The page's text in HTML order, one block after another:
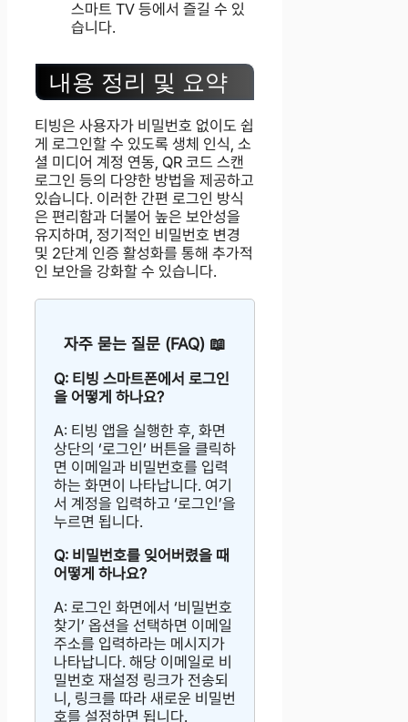
스마트 TV 등에서 즐길 수 있
습니다.
내용 정리 및 요약
티빙은 사용자가 비밀번호 없이도 쉽
게 로그인할 수 있도록 생체 인식, 소
셜 미디어 계정 연동, QR 코드 스캔
로그인 등의 다양한 방법을 제공하고
있습니다. 이러한 간편 로그인 방식
은 편리함과 더불어 높은 보안성을
유지하며, 정기적인 비밀번호 변경
및 2단계 인증 활성화를 통해 추가적
인 보안을 강화할 수 있습니다.
자주 묻는 질문 (FAQ) 📖
Q: 티빙 스마트폰에서 로그인
을 어떻게 하나요?
A: 티빙 앱을 실행한 후, 화면
상단의 ‘로그인’ 버튼을 클릭하
면 이메일과 비밀번호를 입력
하는 화면이 나타납니다. 여기
서 계정을 입력하고 ‘로그인’을
누르면 됩니다.
Q: 비밀번호를 잊어버렸을 때
어떻게 하나요?
A: 로그인 화면에서 ‘비밀번호
찾기’ 옵션을 선택하면 이메일
주소를 입력하라는 메시지가
나타납니다. 해당 이메일로 비
밀번호 재설정 링크가 전송되
니, 링크를 따라 새로운 비밀번
호를 설정하면 됩니다.